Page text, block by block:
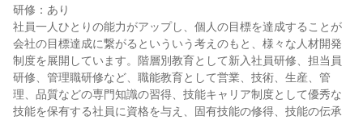
研修：あり
社員一人ひとりの能力がアップし、個人の目標を達成することが
会社の目標達成に繋がるといういう考えのもと、様々な人材開発
制度を展開しています。階層別教育として新入社員研修、担当員
研修、管理職研修など、職能教育として営業、技術、生産、管
理、品質などの専門知識の習得、技能キャリア制度として優秀な
技能を保有する社員に資格を与え、固有技能の修得、技能の伝承